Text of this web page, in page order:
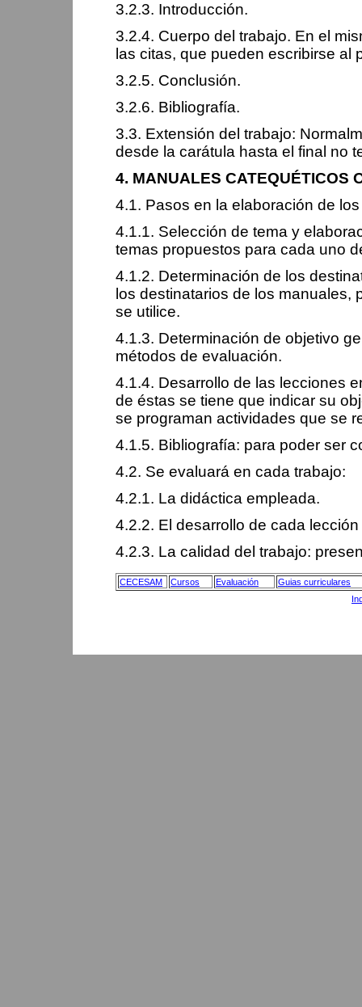
3.2.3. Introducción.
3.2.4. Cuerpo del trabajo. En el
las citas, que pueden escribirse al
3.2.5. Conclusión.
3.2.6. Bibliografía.
3.3. Extensión del trabajo:
desde la carátula hasta el final no
4. MANUALES CATEQUÉTICOS
4.1. Pasos en la elaboración de
4.1.1. Selección de tema y
temas propuestos para cada uno
4.1.2. Determinación de los
los destinatarios de los
se utilice.
4.1.3. Determinación de objetivo
métodos de evaluación.
4.1.4. Desarrollo de las lecciones
de éstas se tiene que indicar su
se programan actividades que se
4.1.5. Bibliografía: para poder ser
4.2. Se evaluará en cada trabajo:
4.2.1. La didáctica empleada.
4.2.2. El desarrollo de cada
4.2.3. La calidad del trabajo:
CECESAM Cursos Evaluación
Guias curriculares